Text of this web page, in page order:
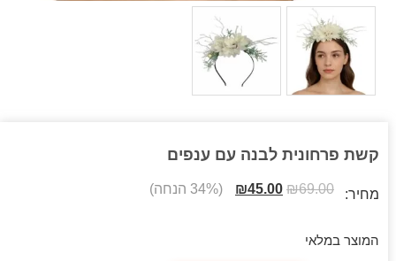
קשת פרחונית לבנה עם ענפים
מחיר: ₪69.00
₪45.00 (34% הנחה)
המוצר במלאי